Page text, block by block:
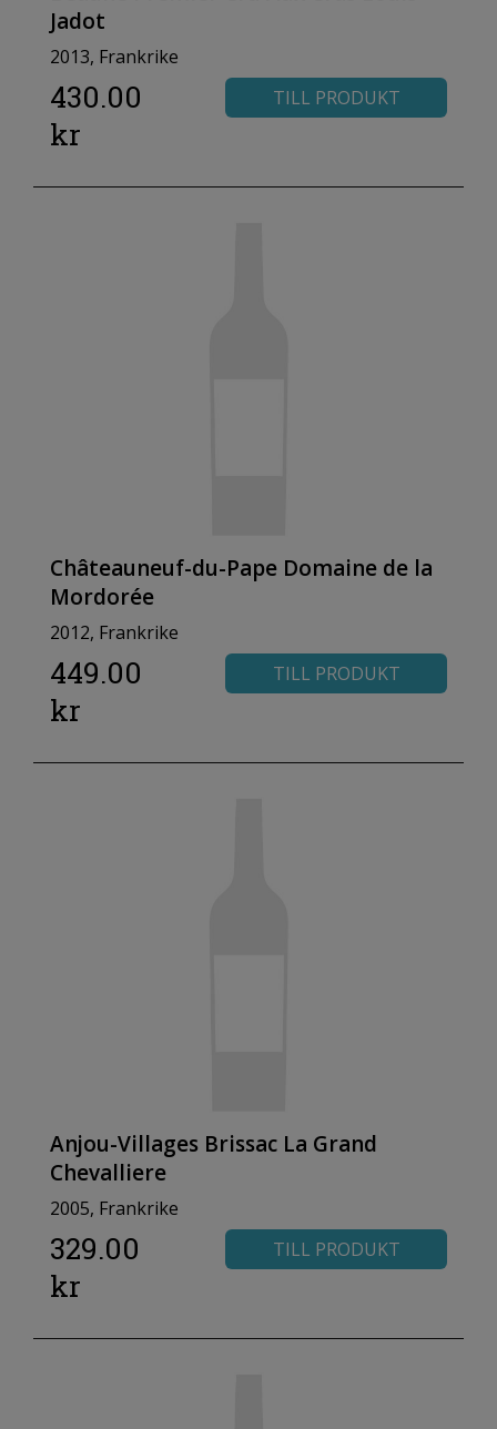
Jadot
2013, Frankrike
430.00
kr
TILL PRODUKT
Châteauneuf-du-Pape Domaine de la
Mordorée
2012, Frankrike
449.00
kr
TILL PRODUKT
Anjou-Villages Brissac La Grand
Chevalliere
2005, Frankrike
329.00
kr
TILL PRODUKT